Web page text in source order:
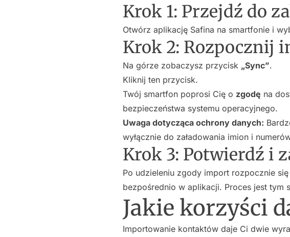
Krok 1: Przejdź do
Otwórz aplikację Safina na smartfonie i
Krok 2: Rozpocznij
Na górze zobaczysz przycisk „Sync”.
Kliknij ten przycisk.
Twój smartfon poprosi Cię o zgodę na
bezpieczeństwa systemu operacyjnego.
Uwaga dotycząca ochrony danych:
wyłącznie do załadowania imion i
Krok 3: Potwierdź i
Po udzieleniu zgody import rozpocznie
bezpośrednio w aplikacji. Proces jest tym
Jakie korzyści
Importowanie kontaktów daje Ci dwie